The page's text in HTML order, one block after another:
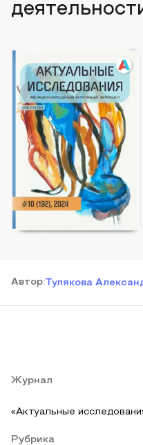
Автор:Тулякова
Журнал
«Актуальные
Рубрика